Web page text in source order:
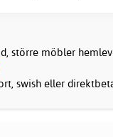
större möbler
swish eller